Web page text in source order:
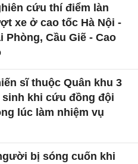
cứu thí điểm làn
xe ở cao tốc Hà Nội -
Phòng, Cầu Giẽ - Cao
sĩ thuộc Quân khu 3
sinh khi cứu đồng đội
lúc làm nhiệm vụ
bị sóng cuốn khi